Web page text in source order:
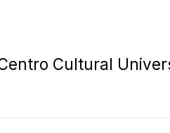
Cultural